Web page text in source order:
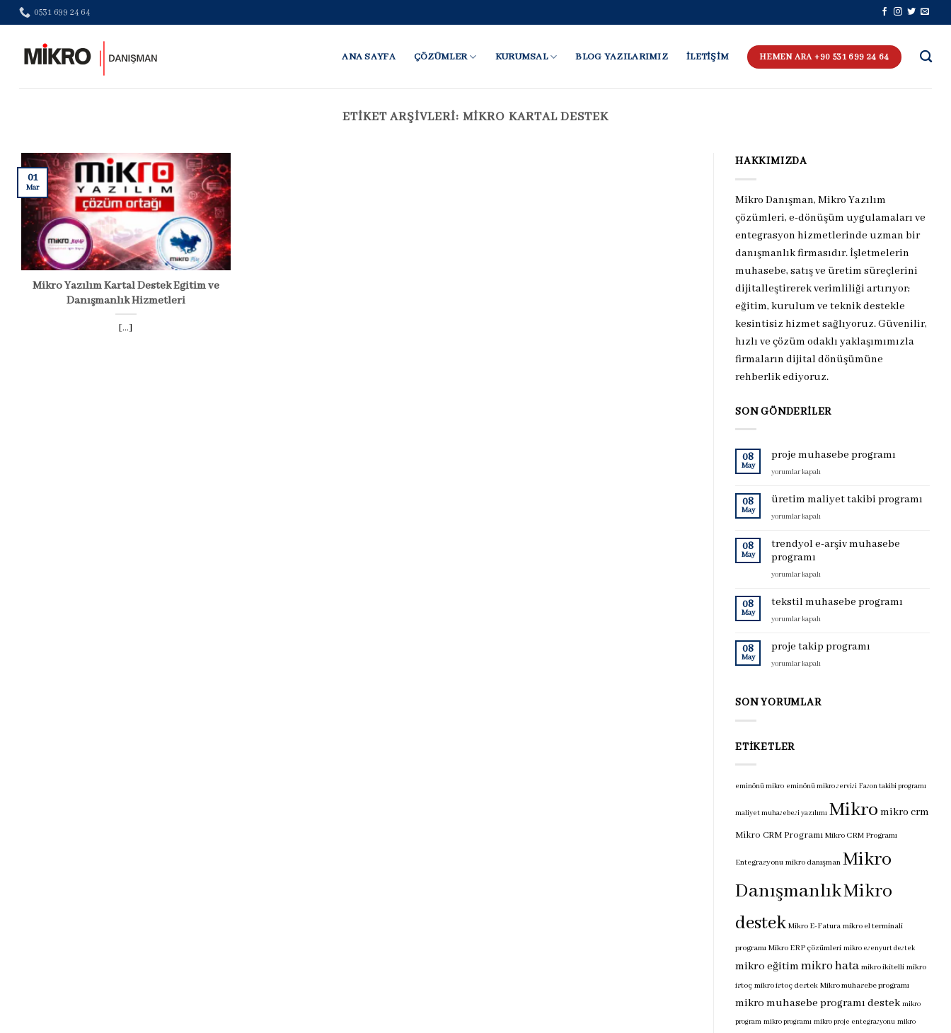
Skip
to
0531 699 24 64
ANA SAYFA ÇÖZÜMLER KURUMSAL BLOG YAZILARIMIZ İLETİŞİM HEMEN ARA +90 531 699 24 64
ETIKET ARŞIVLERI: MIKRO KARTAL DESTEK
Mikro Yazılım Kartal Destek Eğitim ve
Danışmanlık Hizmetleri
[...]
01
Mar
HAKKIMIZDA
Mikro Danışman, Mikro Yazılım
çözümleri, e-dönüşüm uygulamaları ve
entegrasyon hizmetlerinde uzman bir
danışmanlık firmasıdır. İşletmelerin
muhasebe, satış ve üretim süreçlerini
dijitalleştirerek verimliliği artırıyor;
eğitim, kurulum ve teknik destekle
kesintisiz hizmet sağlıyoruz. Güvenilir,
hızlı ve çözüm odaklı yaklaşımımızla
firmaların dijital dönüşümüne
rehberlik ediyoruz.
SON GÖNDERILER
08
May
proje muhasebe programı
proje
programı
yorumlar kapalı
08
May
üretim maliyet takibi programı
üretim
takibi
için
yorumlar kapalı
08
May
trendyol e-arşiv muhasebe
programı
trendyol
arşiv
programı
yorumlar kapalı
08
May
tekstil muhasebe programı
tekstil
programı
yorumlar kapalı
08
May
proje takip programı
proje
için
yorumlar kapalı
SON YORUMLAR
ETIKETLER
eminönü mikro eminönü mikro servisi Fason takibi programı
maliyet muhasebesi yazılımı Mikro mikro crm
Mikro CRM Programı Mikro CRM Programı
Entegrasyonu mikro danışman Mikro
DanışmanlıkMikro
destek Mikro E-Fatura mikro el terminali
programı Mikro ERP çözümleri mikro esenyurt destek
mikro eğitimmikro hata mikro ikitelli mikro
istoç mikro istoç destek Mikro muhasebe programı
mikro muhasebe programı destek mikro
program mikro programı mikro proje entegrasyonu mikro